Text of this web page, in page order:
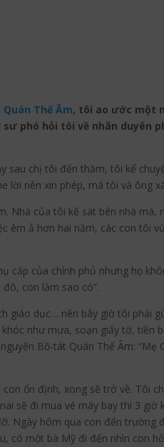
Quán Thế Âm, tôi ao ước một
phó hỏi tôi về nhân duyên
chị tôi đến thăm, tôi kể
lời nên xin phép, má tôi và ông
Nhà của tôi kề sát bên nhà má,
êm ả hơn hai năm, các con tôi
cấp của chính phủ nhưng họ
con làm sao có”.
giáo dục… nên bây giờ tôi phải
như mưa, soạn giấy tờ, tiền
Bồ-tát Quán Thế Âm: “Mẹ
ổn định, xong sẽ trở về. Tôi
sẽ đi mua vé máy bay thì 3 giờ
Ngày hôm qua con đến trường
có một bà Mỹ đi đến nhìn con